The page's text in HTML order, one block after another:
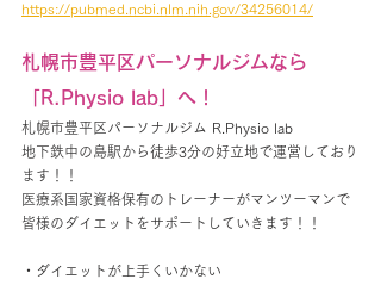
https://pubmed.ncbi.nlm.nih.gov/34256014/
札幌市豊平区パーソナルジムなら
「R.Physio lab」へ！
札幌市豊平区パーソナルジム R.Physio lab
地下鉄中の島駅から徒歩3分の好立地で運営しており
ます！！
医療系国家資格保有のトレーナーがマンツーマンで
皆様のダイエットをサポートしていきます！！
・ダイエットが上手くいかない